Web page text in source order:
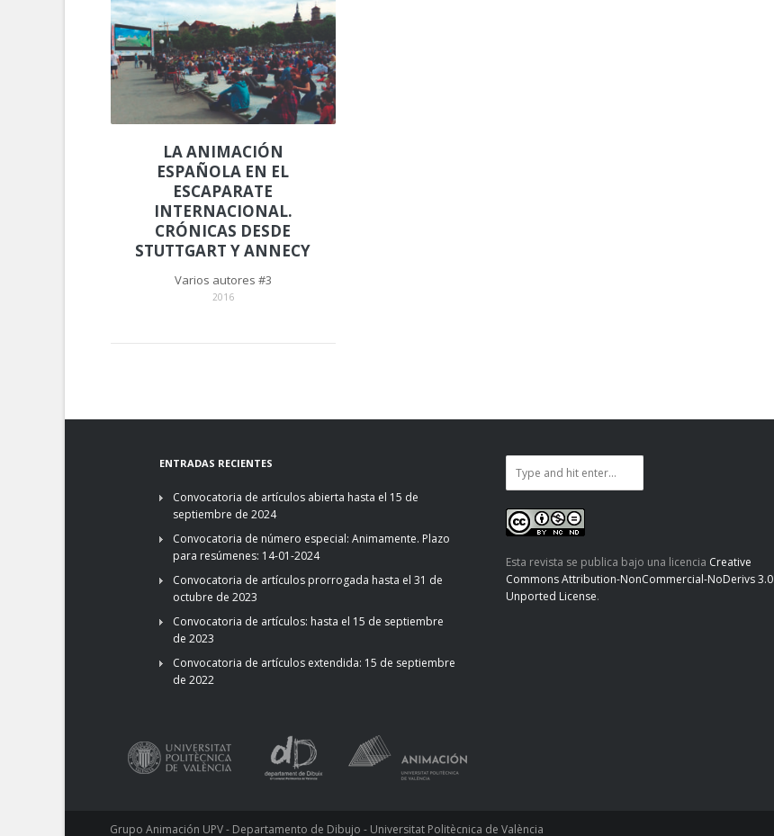
LA ANIMACIÓN
ESPAÑOLA EN EL
ESCAPARATE
INTERNACIONAL.
CRÓNICAS DESDE
STUTTGART Y ANNECY
Varios autores #3
2016
ENTRADAS RECIENTES
Convocatoria de artículos abierta hasta el 15 de
septiembre de 2024
Convocatoria de número especial: Animamente. Plazo
para resúmenes: 14-01-2024
Convocatoria de artículos prorrogada hasta el 31 de
octubre de 2023
Convocatoria de artículos: hasta el 15 de septiembre
de 2023
Convocatoria de artículos extendida: 15 de septiembre
de 2022
Esta revista se publica bajo una licencia Creative
Commons Attribution-NonCommercial-NoDerivs 3.0
Unported License.
Grupo Animación UPV - Departamento de Dibujo - Universitat Politècnica de València